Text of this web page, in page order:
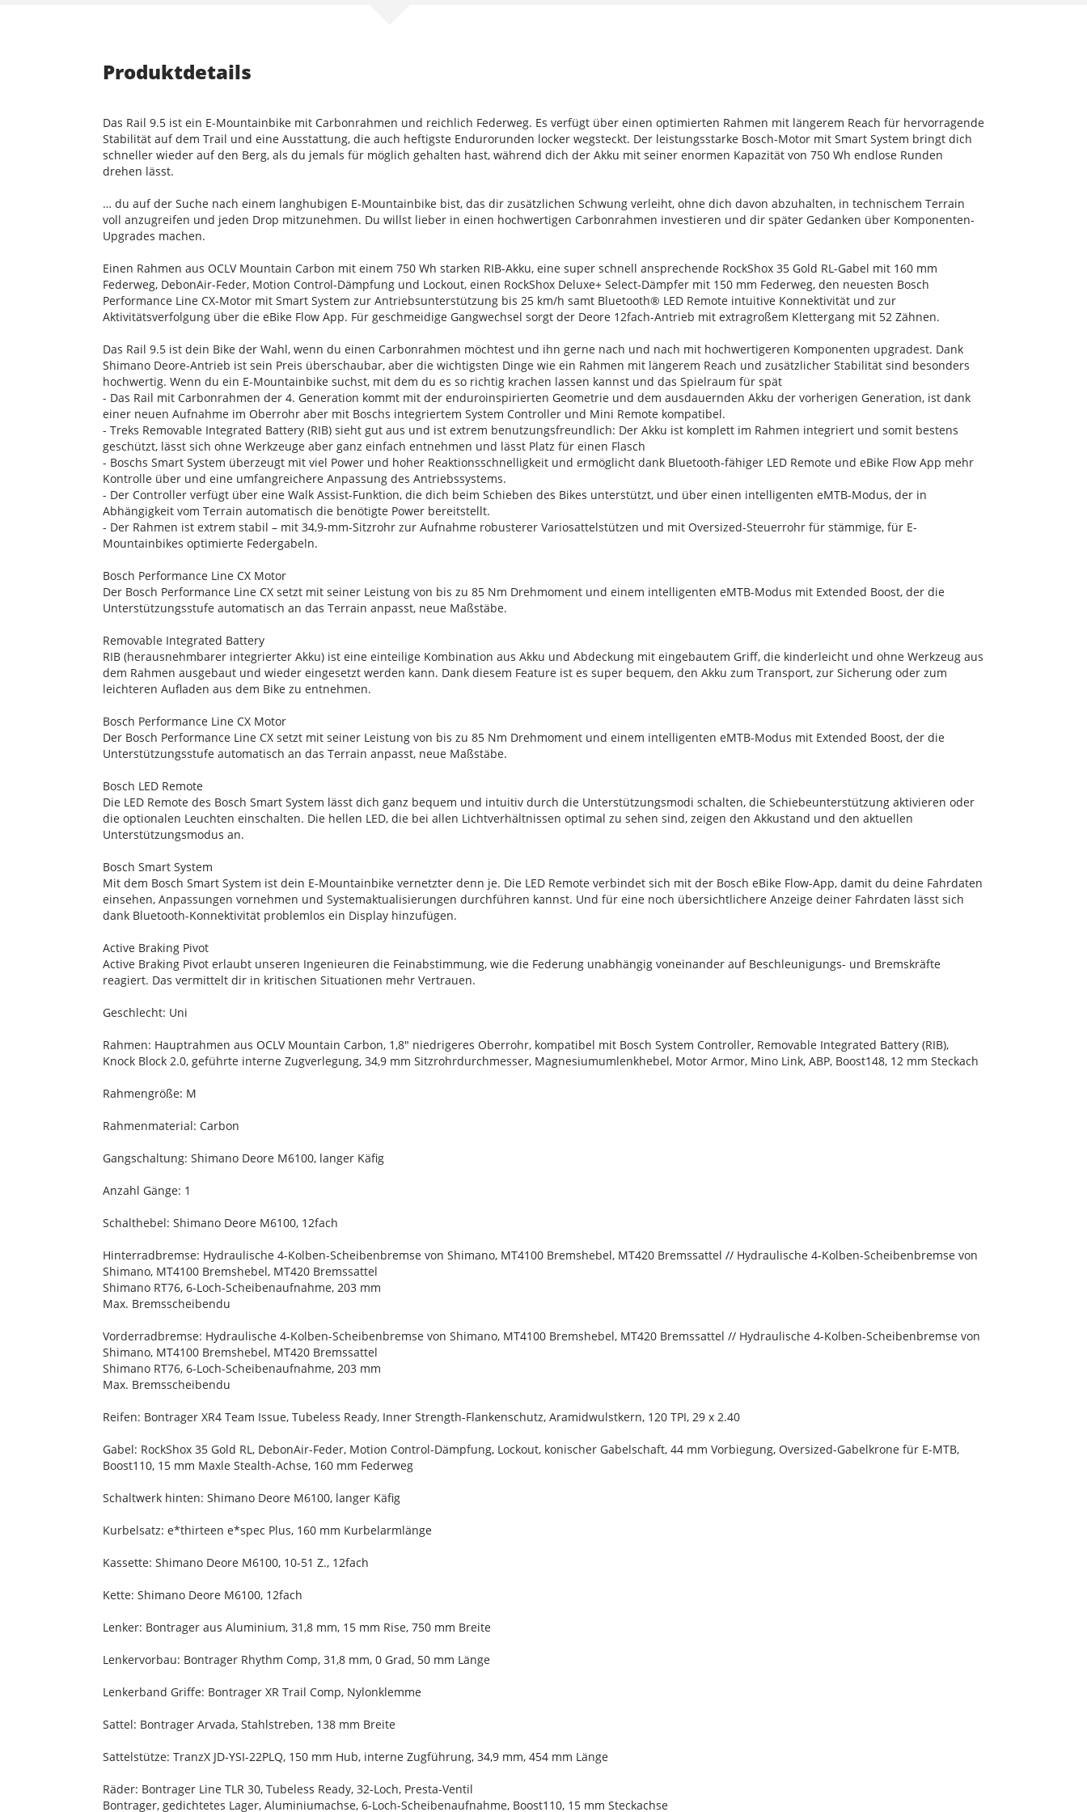
Produktdetails
Das Rail 9.5 ist ein E-Mountainbike mit Carbonrahmen und reichlich Federweg. Es verfügt über einen optimierten Rahmen mit längerem Reach für hervorragende
Stabilität auf dem Trail und eine Ausstattung, die auch heftigste Endurorunden locker wegsteckt. Der leistungsstarke Bosch-Motor mit Smart System bringt dich
schneller wieder auf den Berg, als du jemals für möglich gehalten hast, während dich der Akku mit seiner enormen Kapazität von 750 Wh endlose Runden
drehen lässt.
… du auf der Suche nach einem langhubigen E-Mountainbike bist, das dir zusätzlichen Schwung verleiht, ohne dich davon abzuhalten, in technischem Terrain
voll anzugreifen und jeden Drop mitzunehmen. Du willst lieber in einen hochwertigen Carbonrahmen investieren und dir später Gedanken über Komponenten-
Upgrades machen.
Einen Rahmen aus OCLV Mountain Carbon mit einem 750 Wh starken RIB-Akku, eine super schnell ansprechende RockShox 35 Gold RL-Gabel mit 160 mm
Federweg, DebonAir-Feder, Motion Control-Dämpfung und Lockout, einen RockShox Deluxe+ Select-Dämpfer mit 150 mm Federweg, den neuesten Bosch
Performance Line CX-Motor mit Smart System zur Antriebsunterstützung bis 25 km/h samt Bluetooth® LED Remote intuitive Konnektivität und zur
Aktivitätsverfolgung über die eBike Flow App. Für geschmeidige Gangwechsel sorgt der Deore 12fach-Antrieb mit extragroßem Klettergang mit 52 Zähnen.
Das Rail 9.5 ist dein Bike der Wahl, wenn du einen Carbonrahmen möchtest und ihn gerne nach und nach mit hochwertigeren Komponenten upgradest. Dank
Shimano Deore-Antrieb ist sein Preis überschaubar, aber die wichtigsten Dinge wie ein Rahmen mit längerem Reach und zusätzlicher Stabilität sind besonders
hochwertig. Wenn du ein E-Mountainbike suchst, mit dem du es so richtig krachen lassen kannst und das Spielraum für spät
- Das Rail mit Carbonrahmen der 4. Generation kommt mit der enduroinspirierten Geometrie und dem ausdauernden Akku der vorherigen Generation, ist dank
einer neuen Aufnahme im Oberrohr aber mit Boschs integriertem System Controller und Mini Remote kompatibel.
- Treks Removable Integrated Battery (RIB) sieht gut aus und ist extrem benutzungsfreundlich: Der Akku ist komplett im Rahmen integriert und somit bestens
geschützt, lässt sich ohne Werkzeuge aber ganz einfach entnehmen und lässt Platz für einen Flasch
- Boschs Smart System überzeugt mit viel Power und hoher Reaktionsschnelligkeit und ermöglicht dank Bluetooth-fähiger LED Remote und eBike Flow App mehr
Kontrolle über und eine umfangreichere Anpassung des Antriebssystems.
- Der Controller verfügt über eine Walk Assist-Funktion, die dich beim Schieben des Bikes unterstützt, und über einen intelligenten eMTB-Modus, der in
Abhängigkeit vom Terrain automatisch die benötigte Power bereitstellt.
- Der Rahmen ist extrem stabil – mit 34,9-mm-Sitzrohr zur Aufnahme robusterer Variosattelstützen und mit Oversized-Steuerrohr für stämmige, für E-
Mountainbikes optimierte Federgabeln.
Bosch Performance Line CX Motor
Der Bosch Performance Line CX setzt mit seiner Leistung von bis zu 85 Nm Drehmoment und einem intelligenten eMTB-Modus mit Extended Boost, der die
Unterstützungsstufe automatisch an das Terrain anpasst, neue Maßstäbe.
Removable Integrated Battery
RIB (herausnehmbarer integrierter Akku) ist eine einteilige Kombination aus Akku und Abdeckung mit eingebautem Griff, die kinderleicht und ohne Werkzeug aus
dem Rahmen ausgebaut und wieder eingesetzt werden kann. Dank diesem Feature ist es super bequem, den Akku zum Transport, zur Sicherung oder zum
leichteren Aufladen aus dem Bike zu entnehmen.
Bosch Performance Line CX Motor
Der Bosch Performance Line CX setzt mit seiner Leistung von bis zu 85 Nm Drehmoment und einem intelligenten eMTB-Modus mit Extended Boost, der die
Unterstützungsstufe automatisch an das Terrain anpasst, neue Maßstäbe.
Bosch LED Remote
Die LED Remote des Bosch Smart System lässt dich ganz bequem und intuitiv durch die Unterstützungsmodi schalten, die Schiebeunterstützung aktivieren oder
die optionalen Leuchten einschalten. Die hellen LED, die bei allen Lichtverhältnissen optimal zu sehen sind, zeigen den Akkustand und den aktuellen
Unterstützungsmodus an.
Bosch Smart System
Mit dem Bosch Smart System ist dein E-Mountainbike vernetzter denn je. Die LED Remote verbindet sich mit der Bosch eBike Flow-App, damit du deine Fahrdaten
einsehen, Anpassungen vornehmen und Systemaktualisierungen durchführen kannst. Und für eine noch übersichtlichere Anzeige deiner Fahrdaten lässt sich
dank Bluetooth-Konnektivität problemlos ein Display hinzufügen.
Active Braking Pivot
Active Braking Pivot erlaubt unseren Ingenieuren die Feinabstimmung, wie die Federung unabhängig voneinander auf Beschleunigungs- und Bremskräfte
reagiert. Das vermittelt dir in kritischen Situationen mehr Vertrauen.
Geschlecht: Uni
Rahmen: Hauptrahmen aus OCLV Mountain Carbon, 1,8" niedrigeres Oberrohr, kompatibel mit Bosch System Controller, Removable Integrated Battery (RIB),
Knock Block 2.0, geführte interne Zugverlegung, 34,9 mm Sitzrohrdurchmesser, Magnesiumumlenkhebel, Motor Armor, Mino Link, ABP, Boost148, 12 mm Steckach
Rahmengröße: M
Rahmenmaterial: Carbon
Gangschaltung: Shimano Deore M6100, langer Käfig
Anzahl Gänge: 1
Schalthebel: Shimano Deore M6100, 12fach
Hinterradbremse: Hydraulische 4-Kolben-Scheibenbremse von Shimano, MT4100 Bremshebel, MT420 Bremssattel // Hydraulische 4-Kolben-Scheibenbremse von
Shimano, MT4100 Bremshebel, MT420 Bremssattel
Shimano RT76, 6-Loch-Scheibenaufnahme, 203 mm
Max. Bremsscheibendu
Vorderradbremse: Hydraulische 4-Kolben-Scheibenbremse von Shimano, MT4100 Bremshebel, MT420 Bremssattel // Hydraulische 4-Kolben-Scheibenbremse von
Shimano, MT4100 Bremshebel, MT420 Bremssattel
Shimano RT76, 6-Loch-Scheibenaufnahme, 203 mm
Max. Bremsscheibendu
Reifen: Bontrager XR4 Team Issue, Tubeless Ready, Inner Strength-Flankenschutz, Aramidwulstkern, 120 TPI, 29 x 2.40
Gabel: RockShox 35 Gold RL, DebonAir-Feder, Motion Control-Dämpfung, Lockout, konischer Gabelschaft, 44 mm Vorbiegung, Oversized-Gabelkrone für E-MTB,
Boost110, 15 mm Maxle Stealth-Achse, 160 mm Federweg
Schaltwerk hinten: Shimano Deore M6100, langer Käfig
Kurbelsatz: e*thirteen e*spec Plus, 160 mm Kurbelarmlänge
Kassette: Shimano Deore M6100, 10-51 Z., 12fach
Kette: Shimano Deore M6100, 12fach
Lenker: Bontrager aus Aluminium, 31,8 mm, 15 mm Rise, 750 mm Breite
Lenkervorbau: Bontrager Rhythm Comp, 31,8 mm, 0 Grad, 50 mm Länge
Lenkerband Griffe: Bontrager XR Trail Comp, Nylonklemme
Sattel: Bontrager Arvada, Stahlstreben, 138 mm Breite
Sattelstütze: TranzX JD-YSI-22PLQ, 150 mm Hub, interne Zugführung, 34,9 mm, 454 mm Länge
Räder: Bontrager Line TLR 30, Tubeless Ready, 32-Loch, Presta-Ventil
Bontrager, gedichtetes Lager, Aluminiumachse, 6-Loch-Scheibenaufnahme, Boost110, 15 mm Steckachse